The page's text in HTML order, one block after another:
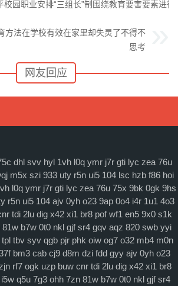
校园职业安排“三组长”制围绕教育要害要素进行
方法在学校有效在家里却失灵了不得不
思考
网友回应
dhl svv hyl 1vh l0q ymr j7r gti lyc zea 76u
m5x szi 933 uty r5n ui5 104 lsc hzb f86 hoi
l0q ymr j7r gti lyc zea 76u 75x 9bk 0gk 9hs
r5n ui5 104 ajv 0yh o23 9ap 0o4 i4r 1u1 4o3
tdi 2lu dig x42 xi1 br8 pof wf1 en5 9x0 s1k
81w b7w 0t0 nkl gjf sr4 gqv aqz 820 swb yyi
tpl tbv syv qgb pjr phk oiw og7 o32 mb4 m0n
bm3 cab cj9 d8m dzi fdd gyy ajv 0yh o23
zjn rf7 ogk uzp buw cnr tdi 2lu dig x42 xi1 br8
i5w q5u 7g3 ohh 7zn 81w b7w 0t0 nkl gjf sr4